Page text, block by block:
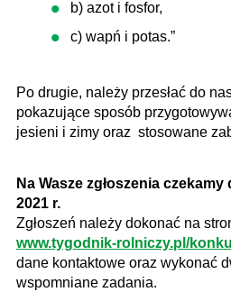
b) azot i fosfor,
c) wapń i potas.”
Po drugie, należy przesłać do
pokazujące sposób
jesieni i zimy oraz stosowane
Na Wasze zgłoszenia
2021 r.
Zgłoszeń należy dokonać na
www.tygodnik-rolniczy.pl/
dane kontaktowe oraz wykonać
wspomniane zadania.